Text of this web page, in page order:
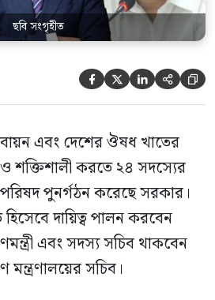
ছবি সংগৃহীত
    
এবং দেশের ঔষধ খাতের
শক্তিশালী করতে ২৪ সদস্যের
পুনর্গঠন করেছে সরকার।
দায়িত্ব পালন করবেন
এবং সদস্য সচিব থাকবেন
মন্ত্রণালয়ের সচিব।